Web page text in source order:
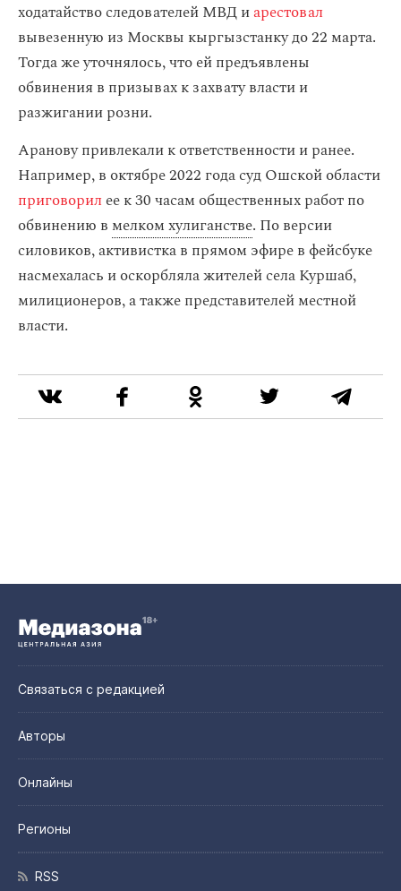
ходатайство следователей МВД иарестовал
вывезенную из Москвы кыргызстанку до 22 марта.
Тогда же уточнялось, что ей предъявлены
обвинения в призывах к захвату власти и
разжигании розни.
Аранову привлекали к ответственности и ранее.
Например, в октябре 2022 года суд Ошской области
приговорилее к 30 часам общественных работ по
обвинению в мелком хулиганстве. По версии
силовиков, активистка в прямом эфире в фейсбуке
насмехалась и оскорбляла жителей села Куршаб,
милиционеров, а также представителей местной
власти.
Связаться с редакцией
Авторы
Онлайны
Регионы
RSS